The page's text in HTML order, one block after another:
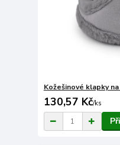
Kožešinové klapky
130,57 Kč/ks